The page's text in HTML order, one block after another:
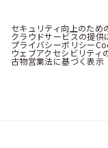
セキュリティ向上のため
クラウドサービスの提供
プライバシーポリシー
ウェブアクセシビリティ
古物営業法に基づく表示